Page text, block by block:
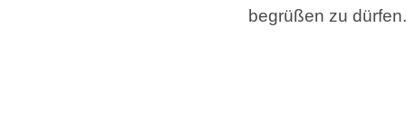
begrüßen zu dürfen.